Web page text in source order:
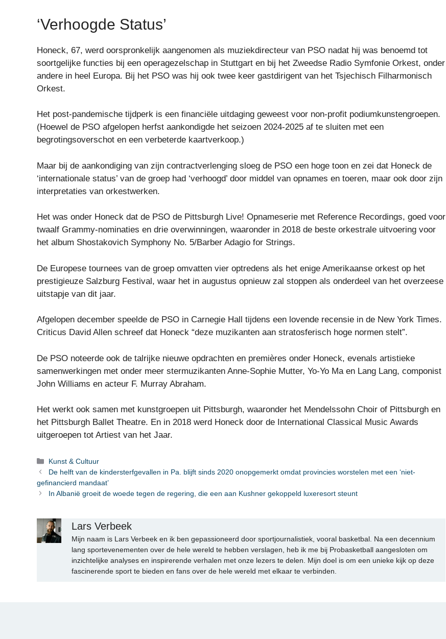
‘Verhoogde Status’
Honeck, 67, werd oorspronkelijk aangenomen als muziekdirecteur van PSO nadat hij was benoemd tot
soortgelijke functies bij een operagezelschap in Stuttgart en bij het Zweedse Radio Symfonie Orkest, onder
andere in heel Europa. Bij het PSO was hij ook twee keer gastdirigent van het Tsjechisch Filharmonisch
Orkest.
Het post-pandemische tijdperk is een financiële uitdaging geweest voor non-profit podiumkunstengroepen.
(Hoewel de PSO afgelopen herfst aankondigde het seizoen 2024-2025 af te sluiten met een
begrotingsoverschot en een verbeterde kaartverkoop.)
Maar bij de aankondiging van zijn contractverlenging sloeg de PSO een hoge toon en zei dat Honeck de
‘internationale status’ van de groep had ‘verhoogd’ door middel van opnames en toeren, maar ook door zijn
interpretaties van orkestwerken.
Het was onder Honeck dat de PSO de Pittsburgh Live! Opnameserie met Reference Recordings, goed voor
twaalf Grammy-nominaties en drie overwinningen, waaronder in 2018 de beste orkestrale uitvoering voor
het album Shostakovich Symphony No. 5/Barber Adagio for Strings.
De Europese tournees van de groep omvatten vier optredens als het enige Amerikaanse orkest op het
prestigieuze Salzburg Festival, waar het in augustus opnieuw zal stoppen als onderdeel van het overzeese
uitstapje van dit jaar.
Afgelopen december speelde de PSO in Carnegie Hall tijdens een lovende recensie in de New York Times.
Criticus David Allen schreef dat Honeck “deze muzikanten aan stratosferisch hoge normen stelt”.
De PSO noteerde ook de talrijke nieuwe opdrachten en premières onder Honeck, evenals artistieke
samenwerkingen met onder meer stermuzikanten Anne-Sophie Mutter, Yo-Yo Ma en Lang Lang, componist
John Williams en acteur F. Murray Abraham.
Het werkt ook samen met kunstgroepen uit Pittsburgh, waaronder het Mendelssohn Choir of Pittsburgh en
het Pittsburgh Ballet Theatre. En in 2018 werd Honeck door de International Classical Music Awards
uitgeroepen tot Artiest van het Jaar.
Categorieën
Kunst & Cultuur
De helft van de kindersterfgevallen in Pa. blijft sinds 2020 onopgemerkt omdat provincies worstelen met een ‘niet-
gefinancierd mandaat’
In Albanië groeit de woede tegen de regering, die een aan Kushner gekoppeld luxeresort steunt
Lars Verbeek
Mijn naam is Lars Verbeek en ik ben gepassioneerd door sportjournalistiek, vooral basketbal. Na een decennium
lang sportevenementen over de hele wereld te hebben verslagen, heb ik me bij Probasketball aangesloten om
inzichtelijke analyses en inspirerende verhalen met onze lezers te delen. Mijn doel is om een unieke kijk op deze
fascinerende sport te bieden en fans over de hele wereld met elkaar te verbinden.